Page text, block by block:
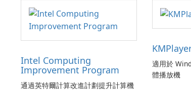
Intel Computing
Improvement Program
通過英特爾計算改進計劃提升計算機
適用於
體播放機